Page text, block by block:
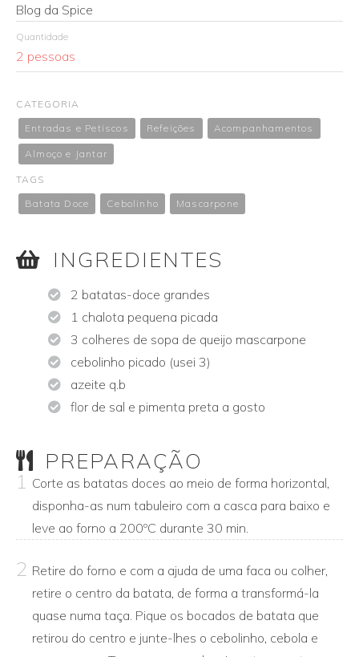
Quantidade
2 pessoas
CATEGORIA
Entradas e Petiscos
Refeições Acompanhamentos
Almoço e Jantar
TAGS
Batata Doce
Cebolinho Mascarpone
INGREDIENTES
2 batatas-doce grandes
1 chalota pequena picada
3 colheres de sopa de queijo mascarpone
cebolinho picado (usei 3)
azeite q.b
flor de sal e pimenta preta a gosto
PREPARAÇÃO
1 Corte as batatas doces ao meio de forma horizontal,
disponha-as num tabuleiro com a casca para baixo e
leve ao forno a 200ºC durante 30 min.
2 Retire do forno e com a ajuda de uma faca ou colher,
retire o centro da batata, de forma a transformá-la
quase numa taça. Pique os bocados de batata que
retirou do centro e junte-lhes o cebolinho, cebola e